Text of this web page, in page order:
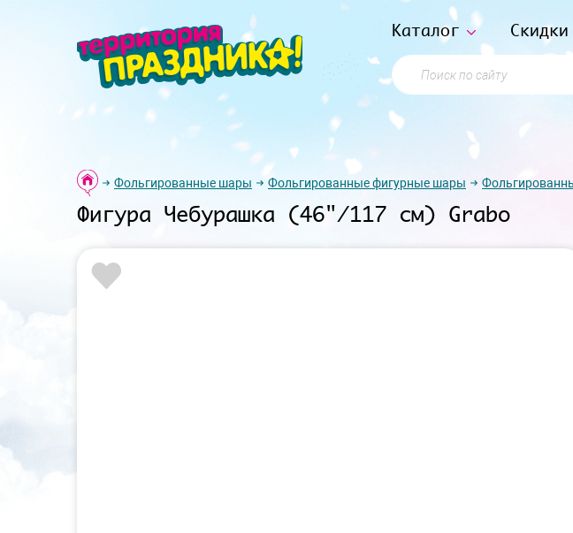
Каталог Скидки
Поиск по сайту
Фольгированные шары Фольгированные фигурные шары
Фигура Чебурашка (46"/117 см) Grabo